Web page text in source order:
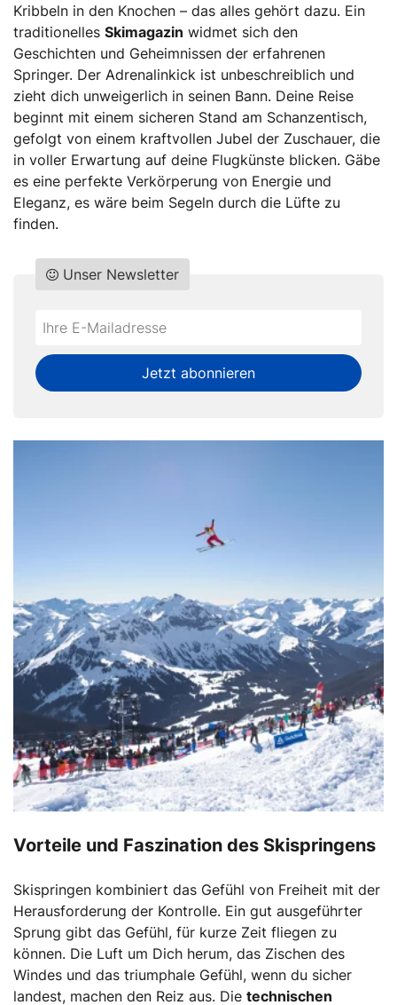
Kribbeln in den Knochen – das alles gehört dazu. Ein
traditionelles Skimagazin widmet sich den
Geschichten und Geheimnissen der erfahrenen
Springer. Der Adrenalinkick ist unbeschreiblich und
zieht dich unweigerlich in seinen Bann. Deine Reise
beginnt mit einem sicheren Stand am Schanzentisch,
gefolgt von einem kraftvollen Jubel der Zuschauer, die
in voller Erwartung auf deine Flugkünste blicken. Gäbe
es eine perfekte Verkörperung von Energie und
Eleganz, es wäre beim Segeln durch die Lüfte zu
finden.
Do
fill
this
Unser Newsletter
*Ihre
Mailadresse:
Jetzt abonnieren
Vorteile und Faszination des Skispringens
Skispringen kombiniert das Gefühl von Freiheit mit der
Herausforderung der Kontrolle. Ein gut ausgeführter
Sprung gibt das Gefühl, für kurze Zeit fliegen zu
können. Die Luft um Dich herum, das Zischen des
Windes und das triumphale Gefühl, wenn du sicher
landest, machen den Reiz aus. Die technischen